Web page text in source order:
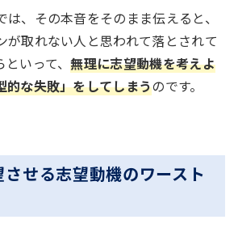
、その本音をそのまま伝えると、
が取れない人と思われて落とされて
といって、無理に志望動機を考えよ
的な失敗」をしてしまうのです。
せる志望動機のワースト